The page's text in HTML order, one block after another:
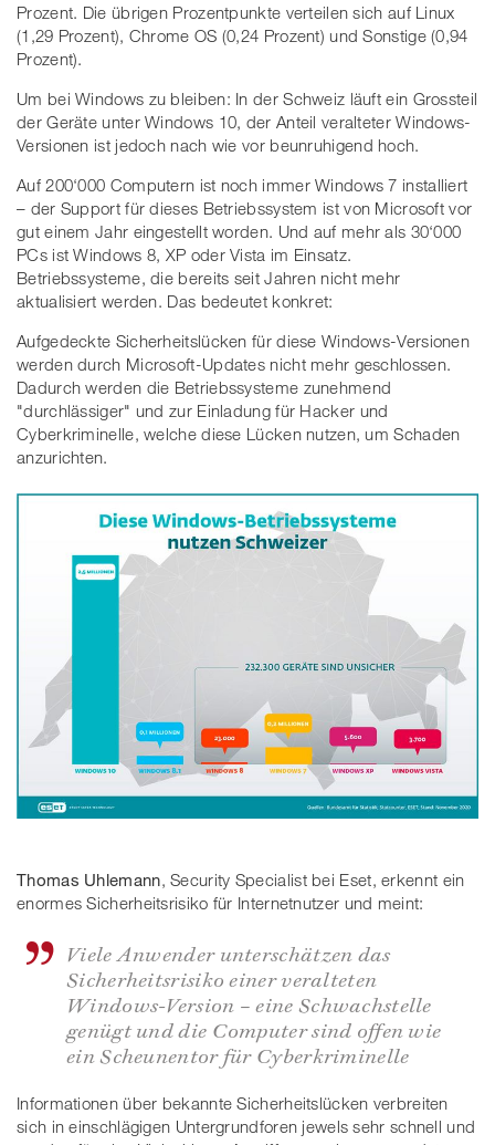
Prozent. Die übrigen Prozentpunkte verteilen sich auf Linux
(1,29 Prozent), Chrome OS (0,24 Prozent) und Sonstige (0,94
Prozent).
Um bei Windows zu bleiben: In der Schweiz läuft ein Grossteil
der Geräte unter Windows 10, der Anteil veralteter Windows-
Versionen ist jedoch nach wie vor beunruhigend hoch.
Auf 200‘000 Computern ist noch immer Windows 7 installiert
– der Support für dieses Betriebssystem ist von Microsoft vor
gut einem Jahr eingestellt worden. Und auf mehr als 30‘000
PCs ist Windows 8, XP oder Vista im Einsatz.
Betriebssysteme, die bereits seit Jahren nicht mehr
aktualisiert werden. Das bedeutet konkret:
Aufgedeckte Sicherheitslücken für diese Windows-Versionen
werden durch Microsoft-Updates nicht mehr geschlossen.
Dadurch werden die Betriebssysteme zunehmend
"durchlässiger" und zur Einladung für Hacker und
Cyberkriminelle, welche diese Lücken nutzen, um Schaden
anzurichten.
Thomas Uhlemann, Security Specialist bei Eset, erkennt ein
enormes Sicherheitsrisiko für Internetnutzer und meint:
Viele Anwender unterschätzen das
Sicherheitsrisiko einer veralteten
Windows-Version – eine Schwachstelle
genügt und die Computer sind offen wie
ein Scheunentor für Cyberkriminelle
Informationen über bekannte Sicherheitslücken verbreiten
sich in einschlägigen Untergrundforen jewels sehr schnell und